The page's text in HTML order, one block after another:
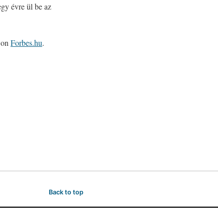
évre ül be az
Forbes.hu.
Back to top